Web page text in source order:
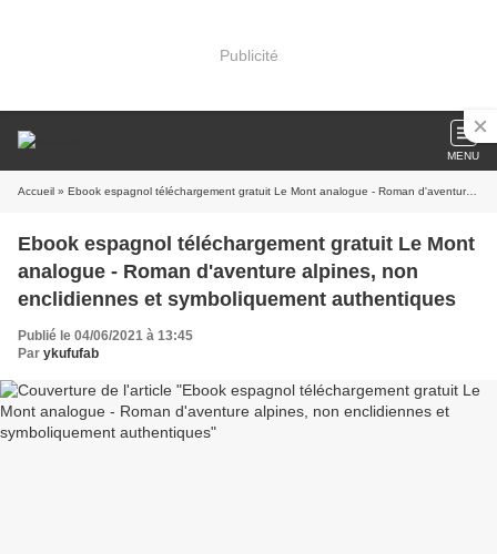
Publicité
MENU
Accueil » Ebook espagnol téléchargement gratuit Le Mont analogue - Roman d'aventure alpines, non enclidiennes et symboliquement authentiques
Ebook espagnol téléchargement gratuit Le Mont
analogue - Roman d'aventure alpines, non
enclidiennes et symboliquement authentiques
Publié le 04/06/2021 à 13:45
Par ykufufab